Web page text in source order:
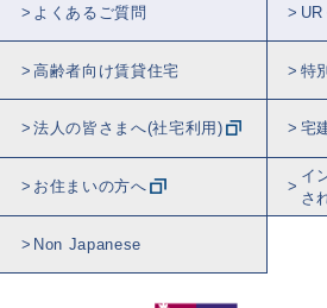
よくあるご質問
高齢者向け賃貸住宅 特
法人の皆さまへ(社宅利用) 宅
お住まいの方へ
イ
さ
Non Japanese